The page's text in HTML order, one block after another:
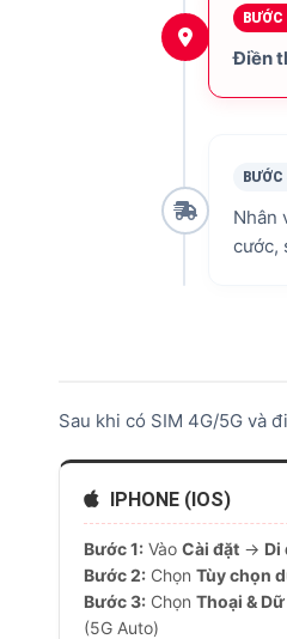
BƯỚC
Điền
BƯỚC
Nhân
cước,
Sau khi có SIM 4G/5G và
IPHONE (IOS)
Bước 1: Vào Cài đặt → Di
Bước 2: Chọn Tùy chọn
Bước 3: Chọn Thoại &
(5G Auto)